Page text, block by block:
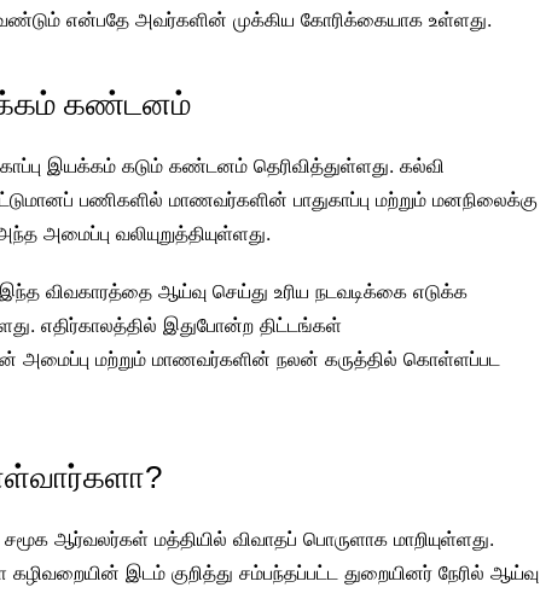
என்பதே அவர்களின் முக்கிய கோரிக்கையாக உள்ளது.
கண்டனம்
இயக்கம் கடும் கண்டனம் தெரிவித்துள்ளது. கல்வி
பணிகளில் மாணவர்களின் பாதுகாப்பு மற்றும் மனநிலைக்கு
அமைப்பு வலியுறுத்தியுள்ளது.
விவகாரத்தை ஆய்வு செய்து உரிய நடவடிக்கை எடுக்க
எதிர்காலத்தில் இதுபோன்ற திட்டங்கள்
அமைப்பு மற்றும் மாணவர்களின் நலன் கருத்தில் கொள்ளப்பட
ஆர்வலர்கள் மத்தியில் விவாதப் பொருளாக மாறியுள்ளது.
இடம் குறித்து சம்பந்தப்பட்ட துறையினர் நேரில் ஆய்வு